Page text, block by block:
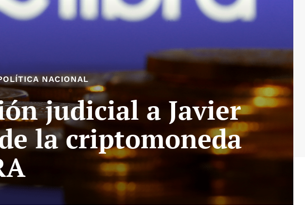
NACIONAL
judicial a Javier
la criptomoneda